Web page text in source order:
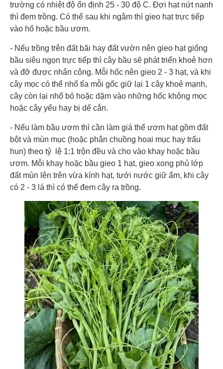
trường có nhiệt độ ổn định 25 - 30 độ C. Đợi hạt nứt nanh
thì đem trồng. Có thể sau khi ngâm thì gieo hạt trực tiếp
vào hố hoặc bầu ươm.
- Nếu trồng trên đất bãi hay đất vườn nên gieo hạt giống
bầu siêu ngọn trực tiếp thì cây bầu sẽ phát triển khoẻ hơn
và đỡ được nhân công. Mỗi hốc nên gieo 2 - 3 hạt, và khi
cây mọc có thể nhổ tỉa mỗi gốc giữ lại 1 cây khoẻ mạnh,
cây còn lại nhổ bỏ hoặc dặm vào những hốc không mọc
hoặc cây yếu hay bị dế cắn.
- Nếu làm bầu ươm thì cần làm giá thể ươm hạt gồm đất
bột và mùn mục (hoặc phân chuồng hoai mục hay trấu
hun) theo tỷ lệ 1:1 trộn đều và cho vào khay hoặc bầu
ươm. Mỗi khay hoặc bầu gieo 1 hạt, gieo xong phủ lớp
đất mùn lên trên vừa kính hạt, tưới nước giữ ẩm, khi cây
có 2 - 3 lá thì có thể đem cây ra trồng.